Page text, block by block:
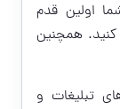
اولین قدم
کنید. همچنین
تبلیغات و